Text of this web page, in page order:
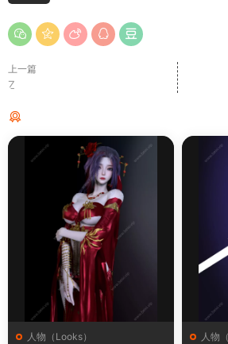
上一篇
Z
人物（Looks） 人物